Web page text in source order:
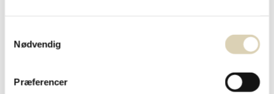
Nødvendig
Præferencer
Ikke på lager